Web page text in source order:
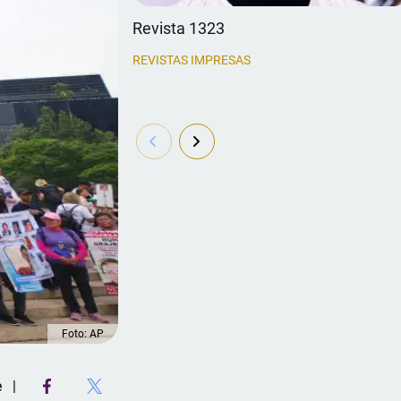
Foto: AP
Revista 1323
REVISTAS IMPRESAS